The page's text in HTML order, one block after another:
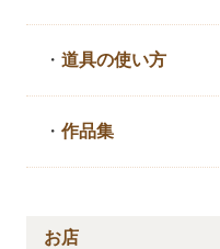
・道具の使い方
・作品集
お店